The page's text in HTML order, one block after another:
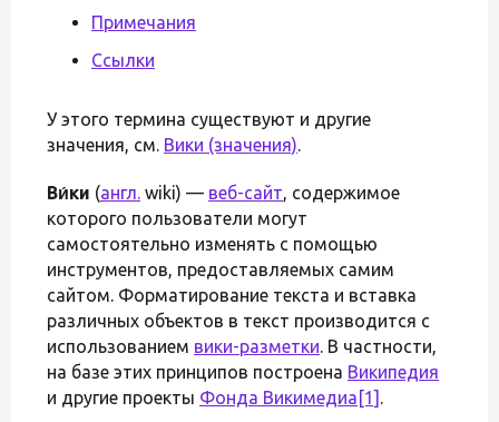
Примечания
Ссылки
У этого термина существуют и другие
значения, см. Вики (значения).
Ви́ки (англ. wiki) — веб-сайт, содержимое
которого пользователи могут
самостоятельно изменять с помощью
инструментов, предоставляемых самим
сайтом. Форматирование текста и вставка
различных объектов в текст производится с
использованием вики-разметки. В частности,
на базе этих принципов построена Википедия
и другие проекты Фонда Викимедиа [1] .